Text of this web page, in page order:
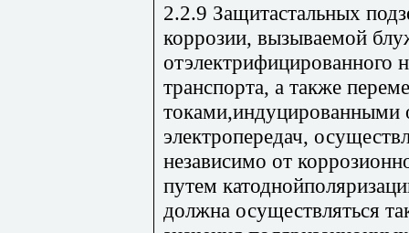
2.2.9 Защитастальных
коррозии, вызываемой
отэлектрифицированного
транспорта, а также
токами,индуцированными
электропередач,
независимо от
путем
должна осуществляться